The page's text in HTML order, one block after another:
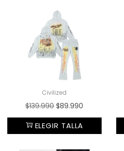
Civilized
$139.990 $89.990
ELEGIR TALLA